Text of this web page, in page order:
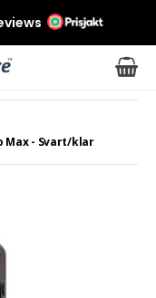
Max - Svart/klar